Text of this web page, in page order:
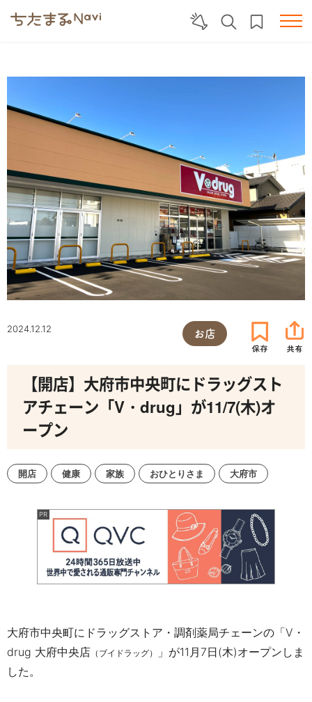
2024.12.12 お店
【開店】大府市中央町にドラッグスト
アチェーン「V・drug」が11/7(木)オ
ープン
開店 健康 家族 おひとりさま 大府市
大府市中央町にドラッグストア・調剤薬局チェーンの「V・
drug 大府中央店 （ブイドラッグ） 」が11 月7日(木)オープンしま
した。